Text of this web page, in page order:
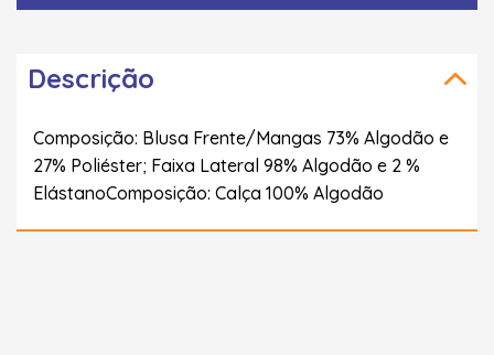
Descrição
Composição: Blusa Frente/Mangas 73% Algodão e
27% Poliéster; Faixa Lateral 98% Algodão e 2 %
ElástanoComposição: Calça 100% Algodão